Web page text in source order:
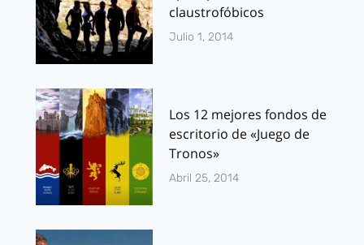
claustrofóbicos
Julio 1, 2014
Los 12 mejores fondos de
escritorio de «Juego de
Tronos»
Abril 25, 2014